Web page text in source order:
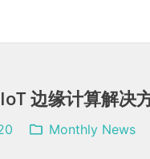
边缘计算解决
Monthly News